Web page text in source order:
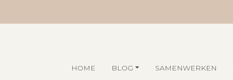
HOME BLOG SAMENWERKEN